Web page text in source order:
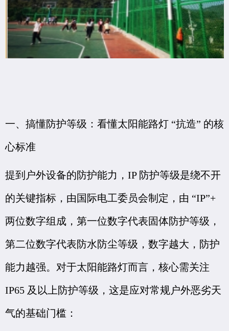
一、搞懂防护等级：看懂太阳能路灯 “抗造” 的核
心标准
提到户外设备的防护能力，IP 防护等级是绕不开
的关键指标，由国际电工委员会制定，由 “IP”+
两位数字组成，第一位数字代表固体防护等级，
第二位数字代表防水防尘等级，数字越大，防护
能力越强。对于太阳能路灯而言，核心需关注
IP65 及以上防护等级，这是应对常规户外恶劣天
气的基础门槛：